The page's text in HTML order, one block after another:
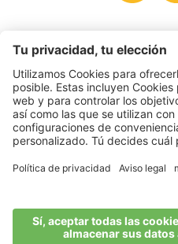
© 2026 VI.P
Statement
produced